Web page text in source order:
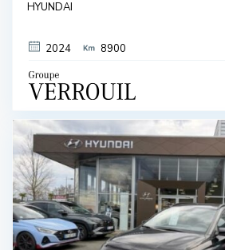
HYUNDAI
2024 8900